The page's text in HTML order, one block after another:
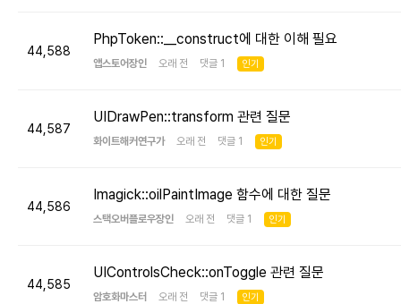
44,588
PhpToken::__construct에 대한 이해 필요
앱스토어장인 오래 전 댓글 1 인기
44,587
UIDrawPen::transform 관련 질문
화이트해커연구가 오래 전 댓글 1 인기
44,586
Imagick::oilPaintImage 함수에 대한 질문
스택오버플로우장인 오래 전 댓글 1 인기
44,585
UIControlsCheck::onToggle 관련 질문
암호화마스터 오래 전 댓글 1 인기